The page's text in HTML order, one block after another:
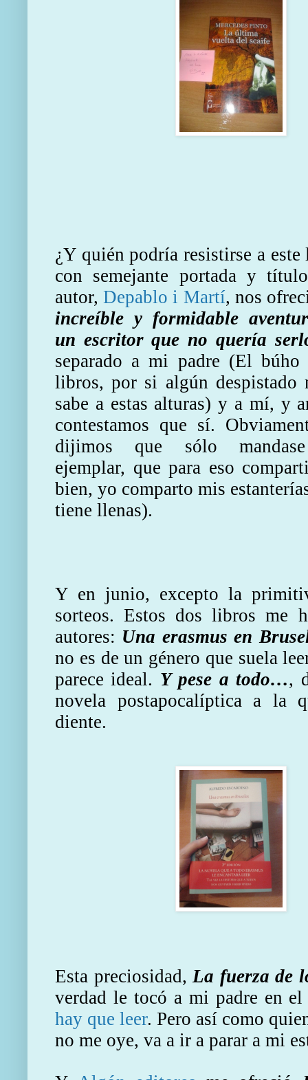
¿Y quién podría resistirse a
con semejante portada y
autor,Depablo i Martí, nos
increíble y formidable
un escritor que no quería
separado a mi padre (El búho
libros, por si algún despistado
sabe a estas alturas) y a mí, y
contestamos que sí.
dijimos que sólo
ejemplar, que para eso
bien, yo comparto mis
tiene llenas).
Y en junio, excepto la
sorteos. Estos dos libros me
autores: Una erasmus en
no es de un género que suela
parece ideal. Y pese a todo…,
novela postapocalíptica a la
diente.
Esta preciosidad, La fuerza de
verdad le tocó a mi padre en
hay que leer. Pero así como
no me oye, va a ir a parar a mi